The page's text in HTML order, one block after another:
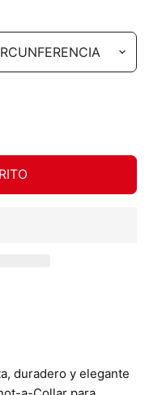
duradero y elegante